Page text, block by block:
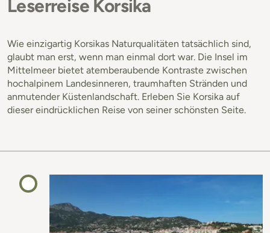
Leserreise Korsika
Wie einzigartig Korsikas Naturqualitäten tatsächlich sind,
glaubt man erst, wenn man einmal dort war. Die Insel im
Mittelmeer bietet atemberaubende Kontraste zwischen
hochalpinem Landesinneren, traumhaften Stränden und
anmutender Küstenlandschaft. Erleben Sie Korsika auf
dieser eindrücklichen Reise von seiner schönsten Seite.